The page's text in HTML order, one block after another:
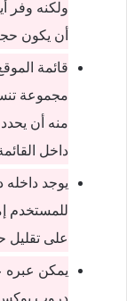
ولكنه وفر
أن يكون حجم
قائمة
مجموعة
منه أن
داخل
يوجد
للمستخدم
على تقليل
يمكن عبره